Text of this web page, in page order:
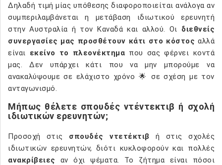
Δηλαδή τιμή μίας υπόθεσης διαφοροποιείται ανάλογα αν
συμπεριλαμβάνεται η μετάβαση ιδιωτικού ερευνητή
στην Αυστραλία ή τον Καναδά και αλλού. Οι διεθνείς
συνεργασίες μας προσθέτουν κάτι στο κόστος αλλά
είναι εκείνο το πλεονέκτημα που σας φέρνει κοντά
μας. Δεν υπάρχει κάτι που να μην μπορούμε να
ανακαλύψουμε σε ελάχιστο χρόνο 🌟 σε σχέση με τον
ανταγωνισμό.
Μήπως θέλετε σπουδές ντέντεκτιβ ή σχολή
ιδιωτικών ερευνητών;
Προσοχή στις σπουδές ντετέκτιβ ή στις σχολές
ιδιωτικών ερευνητών, διότι κυκλοφορούν και πολλές
ανακρίβειες αν όχι ψέματα. Το ζήτημα είναι πόσοι